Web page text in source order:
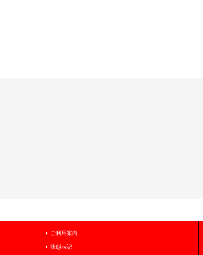
ご利用案内
状態表記